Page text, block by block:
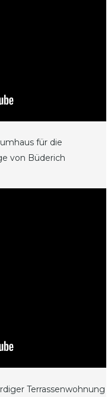
für die
von Büderich
Terrassenwohnung